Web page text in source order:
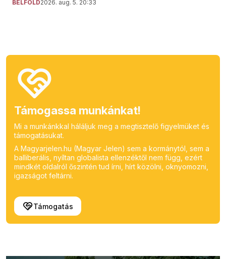
BELFÖLD2026. aug. 5. 20:33
Támogassa munkánkat!
Mi a munkánkkal háláljuk meg a megtisztelő figyelmüket és
támogatásukat.
A Magyarjelen.hu (Magyar Jelen) sem a kormánytól, sem a
balliberális, nyíltan globalista ellenzéktől nem függ, ezért
mindkét oldalról őszintén tud írni, hírt közölni, oknyomozni,
igazságot feltárni.
Támogatás